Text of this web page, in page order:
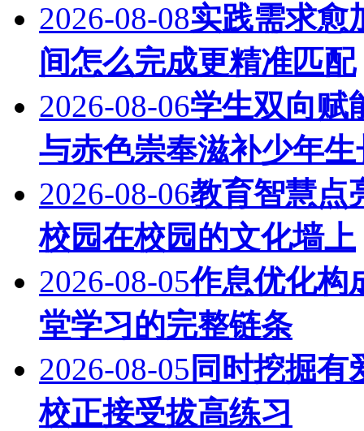
2026-08-08实践需求愈
间怎么完成更精准匹配
2026-08-06学生双向赋
与赤色崇奉滋补少年生
2026-08-06教育智慧点
校园在校园的文化墙上
2026-08-05作息优化
堂学习的完整链条
2026-08-05 同时挖掘有
校正接受拔高练习